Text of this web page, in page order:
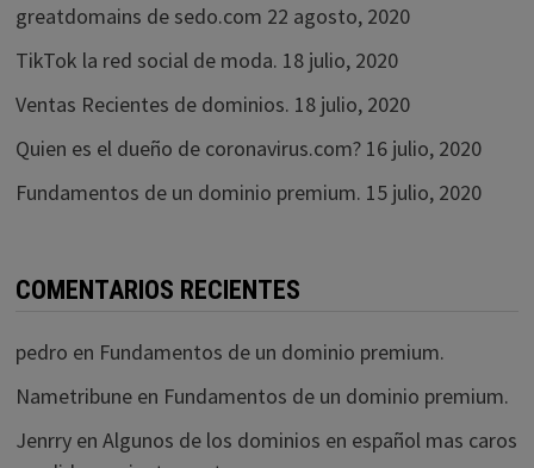
greatdomains de sedo.com 22 agosto, 2020
TikTok la red social de moda. 18 julio, 2020
Ventas Recientes de dominios. 18 julio, 2020
Quien es el dueño de coronavirus.com? 16 julio, 2020
Fundamentos de un dominio premium. 15 julio, 2020
COMENTARIOS RECIENTES
pedro en Fundamentos de un dominio premium.
Nametribuneen Fundamentos de un dominio premium.
Jenrryen Algunos de los dominios en español mas caros